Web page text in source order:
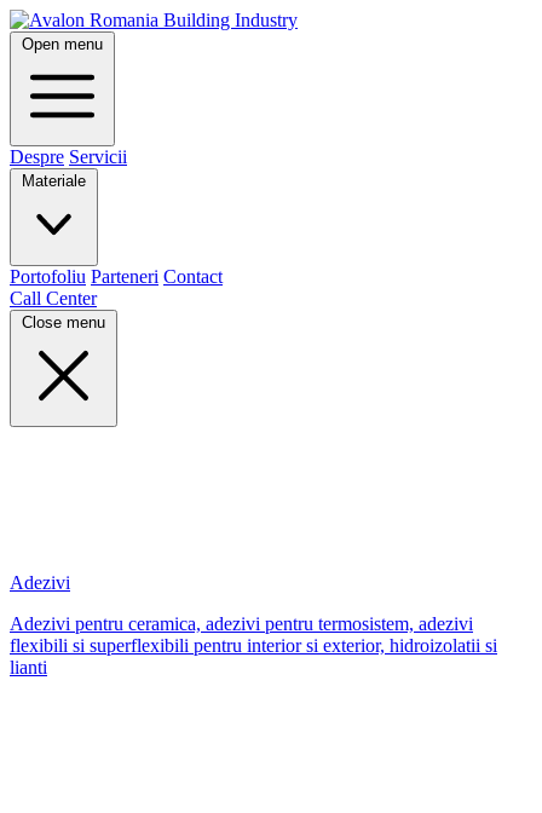
Open menu
Despre Servicii
Materiale
Portofoliu Parteneri Contact
Call Center
Close menu
Adezivi
Adezivi pentru ceramica, adezivi pentru termosistem, adezivi
flexibili si superflexibili pentru interior si exterior, hidroizolatii si
lianti